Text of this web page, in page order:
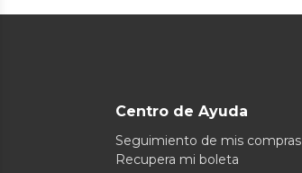
Centro de Ayuda
Seguimiento de mis compras
Recupera mi boleta